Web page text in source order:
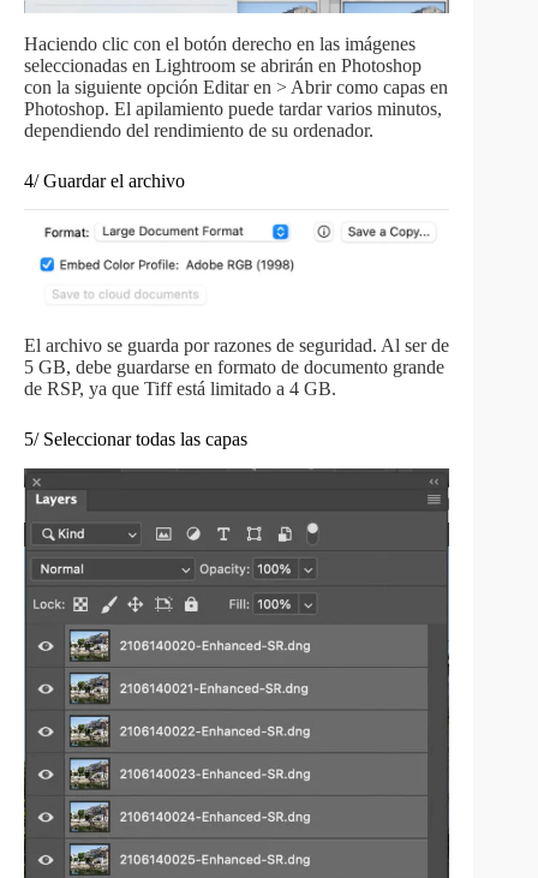
Haciendo clic con el botón derecho en las imágenes
seleccionadas en Lightroom se abrirán en Photoshop
con la siguiente opción Editar en > Abrir como capas en
Photoshop. El apilamiento puede tardar varios minutos,
dependiendo del rendimiento de su ordenador.
4/ Guardar el archivo
El archivo se guarda por razones de seguridad. Al ser de
5 GB, debe guardarse en formato de documento grande
de RSP, ya que Tiff está limitado a 4 GB.
5/ Seleccionar todas las capas